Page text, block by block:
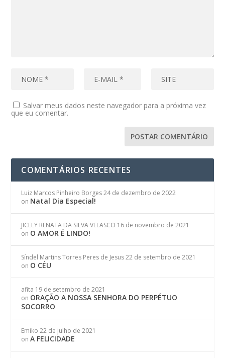
Salvar meus dados neste navegador para a próxima vez
que eu comentar.
COMENTÁRIOS RECENTES
Luiz Marcos Pinheiro Borges 24 de dezembro de 2022
on Natal Dia Especial!
JICELY RENATA DA SILVA VELASCO 16 de novembro de 2021
on O AMOR É LINDO!
Síndel Martins Torres Peres de Jesus 22 de setembro de 2021
on O CÉU
afita 19 de setembro de 2021
on ORAÇÃO A NOSSA SENHORA DO PERPÉTUO
SOCORRO
Emiko 22 de julho de 2021
onA FELICIDADE